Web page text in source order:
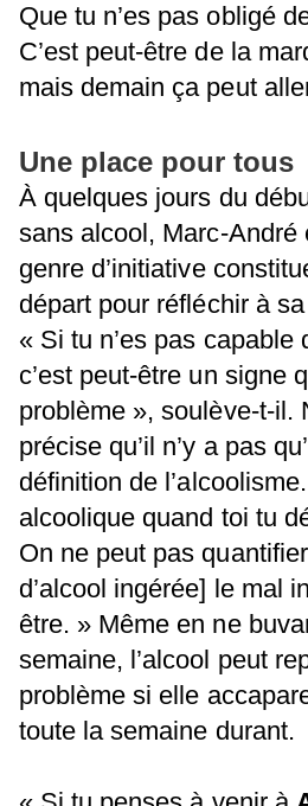
Que tu n’es pas obligé
C’est peut-être de la
mais demain ça peut
Une place pour tous
À quelques jours du
sans alcool, Marc-André
genre d’initiative
départ pour réfléchir à
« Si tu n’es pas capable
c’est peut-être un signe
problème », soulève-t-il.
précise qu’il n’y a pas
définition de
alcoolique quand toi tu
On ne peut pas
d’alcool ingérée] le mal
être. » Même en ne
semaine, l’alcool peut
problème si elle
toute la semaine durant.